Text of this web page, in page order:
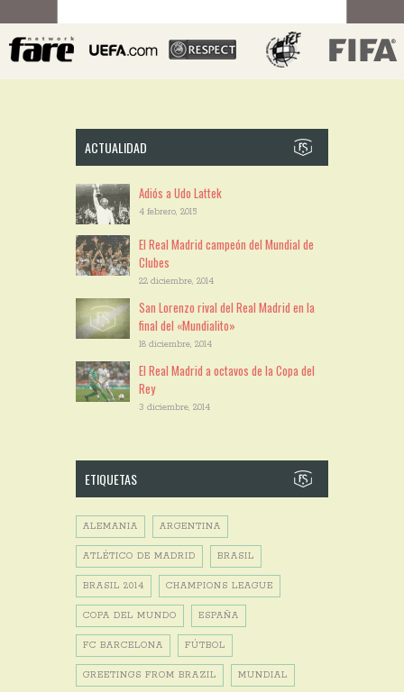
ACTUALIDAD
Adiós a Udo Lattek
4 febrero, 2015
El Real Madrid campeón del Mundial de
Clubes
22 diciembre, 2014
San Lorenzo rival del Real Madrid en la
final del «Mundialito»
18 diciembre, 2014
El Real Madrid a octavos de la Copa del
Rey
3 diciembre, 2014
ETIQUETAS
ALEMANIA ARGENTINA
ATLÉTICO DE MADRID BRASIL
BRASIL 2014 CHAMPIONS LEAGUE
COPA DEL MUNDO ESPAÑA
FC BARCELONA FÚTBOL
GREETINGS FROM BRAZIL MUNDIAL